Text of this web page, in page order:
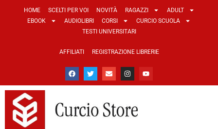
HOME SCELTI PER VOI NOVITÀ RAGAZZI
ADULT
EBOOK
AUDIOLIBRI CORSI
CURCIO SCUOLA
TESTI UNIVERSITARI
AFFILIATI REGISTRAZIONE LIBRERIE